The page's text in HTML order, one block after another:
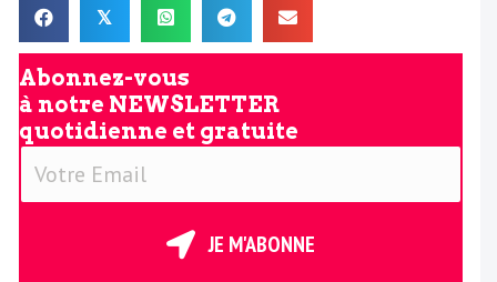
𝕏
Abonnez-vous
à notre NEWSLETTER
quotidienne et gratuite
V
JE M'ABONNE